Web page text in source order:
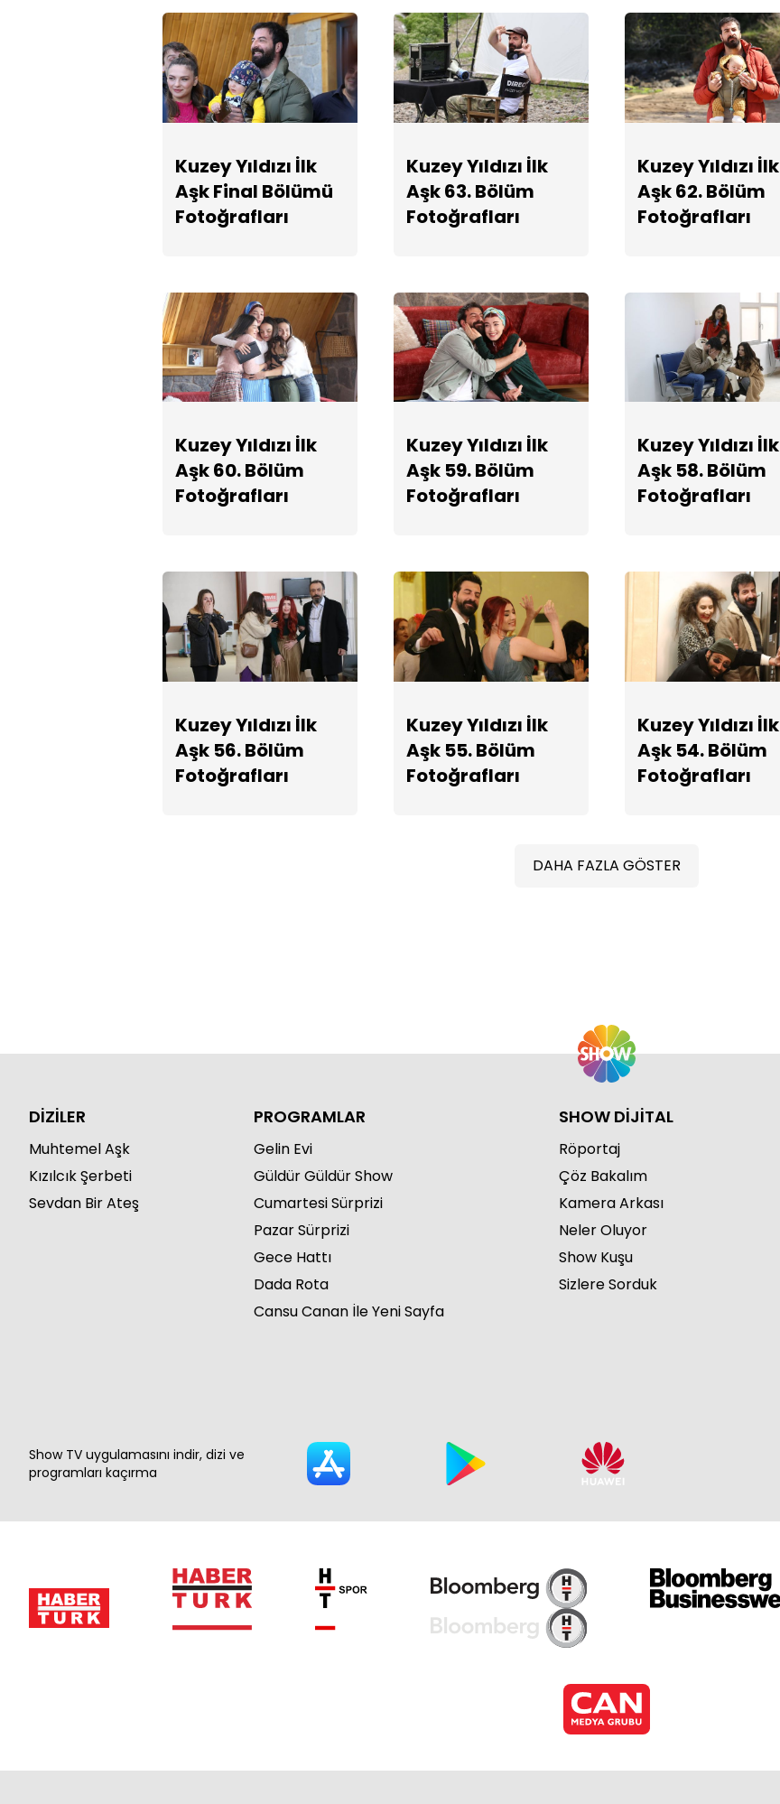
Kuzey Yıldızı İlk
Aşk Final Bölümü
Fotoğrafları
Kuzey Yıldızı İlk
Aşk 63. Bölüm
Fotoğrafları
Kuzey Yıldızı İlk
Aşk 62. Bölüm
Fotoğrafları
Kuzey Yıldızı İlk
Aşk 60. Bölüm
Fotoğrafları
Kuzey Yıldızı İlk
Aşk 59. Bölüm
Fotoğrafları
Kuzey Yıldızı İlk
Aşk 58. Bölüm
Fotoğrafları
Kuzey Yıldızı İlk
Aşk 56. Bölüm
Fotoğrafları
Kuzey Yıldızı İlk
Aşk 55. Bölüm
Fotoğrafları
Kuzey Yıldızı İlk
Aşk 54. Bölüm
Fotoğrafları
DAHA FAZLA GÖSTER
DİZİLER
Muhtemel Aşk
Kızılcık Şerbeti
Sevdan Bir Ateş
PROGRAMLAR
Gelin Evi
Güldür Güldür Show
Cumartesi Sürprizi
Pazar Sürprizi
Gece Hattı
Dada Rota
Cansu Canan İle Yeni Sayfa
SHOW DİJİTAL
Röportaj
Çöz Bakalım
Kamera Arkası
Neler Oluyor
Show Kuşu
Sizlere Sorduk
Show TV uygulamasını indir, dizi ve
programları kaçırma